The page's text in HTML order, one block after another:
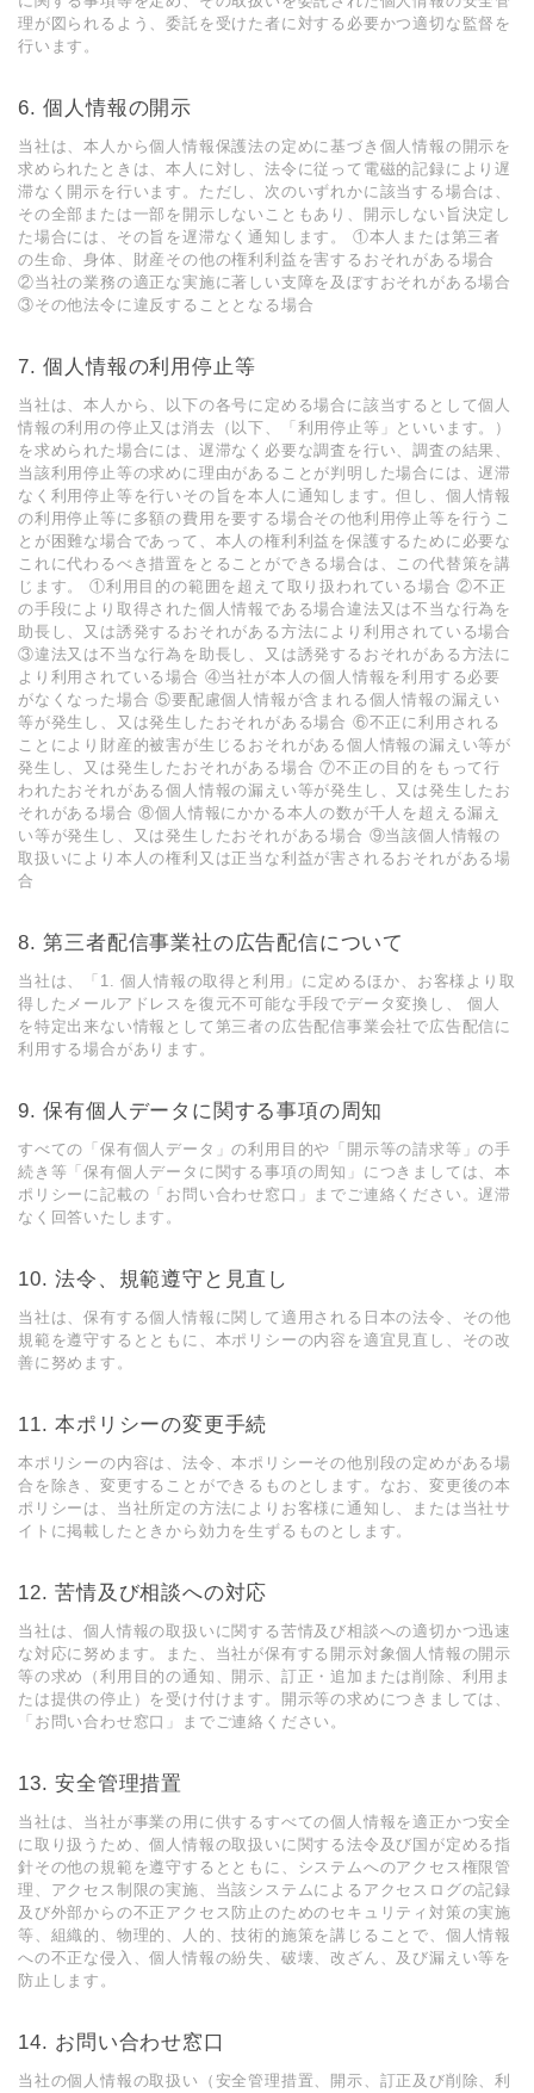
理が図られるよう、委託を受けた者に対する必要かつ適切な監督を
⾏います。
6. 個⼈情報の開⽰
当社は、本⼈から個⼈情報保護法の定めに基づき個⼈情報の開⽰を
求められたときは、本⼈に対し、法令に従って電磁的記録により遅
滞なく開⽰を⾏います。ただし、次のいずれかに該当する場合は、
その全部または⼀部を開⽰しないこともあり、開⽰しない旨決定し
た場合には、その旨を遅滞なく通知します。 ①本⼈または第三者
の⽣命、⾝体、財産その他の権利利益を害するおそれがある場合
②当社の業務の適正な実施に著しい⽀障を及ぼすおそれがある場合
③その他法令に違反することとなる場合
7. 個⼈情報の利⽤停⽌等
当社は、本⼈から、以下の各号に定める場合に該当するとして個⼈
情報の利⽤の停⽌⼜は消去（以下、「利⽤停⽌等」といいます。）
を求められた場合には、遅滞なく必要な調査を⾏い、調査の結果、
当該利⽤停⽌等の求めに理由があることが判明した場合には、遅滞
なく利⽤停⽌等を⾏いその旨を本⼈に通知します。但し、個⼈情報
の利⽤停⽌等に多額の費⽤を要する場合その他利⽤停⽌等を⾏うこ
とが困難な場合であって、本⼈の権利利益を保護するために必要な
これに代わるべき措置をとることができる場合は、この代替策を講
じます。 ①利⽤⽬的の範囲を超えて取り扱われている場合 ②不正
の⼿段により取得された個⼈情報である場合違法⼜は不当な⾏為を
助⻑し、⼜は誘発するおそれがある⽅法により利⽤されている場合
③違法⼜は不当な⾏為を助⻑し、⼜は誘発するおそれがある⽅法に
より利⽤されている場合 ④当社が本⼈の個⼈情報を利⽤する必要
がなくなった場合 ⑤要配慮個⼈情報が含まれる個⼈情報の漏えい
等が発⽣し、⼜は発⽣したおそれがある場合 ⑥不正に利⽤される
ことにより財産的被害が⽣じるおそれがある個⼈情報の漏えい等が
発⽣し、⼜は発⽣したおそれがある場合 ⑦不正の⽬的をもって⾏
われたおそれがある個⼈情報の漏えい等が発⽣し、⼜は発⽣したお
それがある場合 ⑧個⼈情報にかかる本⼈の数が千⼈を超える漏え
い等が発⽣し、⼜は発⽣したおそれがある場合 ⑨当該個⼈情報の
取扱いにより本⼈の権利⼜は正当な利益が害されるおそれがある場
合
8. 第三者配信事業社の広告配信について
当社は、「1. 個⼈情報の取得と利⽤」に定めるほか、お客様より取
得したメールアドレスを復元不可能な⼿段でデータ変換し、 個⼈
を特定出来ない情報として第三者の広告配信事業会社で広告配信に
利⽤する場合があります。
9. 保有個⼈データに関する事項の周知
すべての「保有個⼈データ」の利⽤⽬的や「開⽰等の請求等」の⼿
続き等「保有個⼈データに関する事項の周知」につきましては、本
ポリシーに記載の「お問い合わせ窓⼝」までご連絡ください。遅滞
なく回答いたします。
10. 法令、規範遵守と⾒直し
当社は、保有する個⼈情報に関して適⽤される⽇本の法令、その他
規範を遵守するとともに、本ポリシーの内容を適宜⾒直し、その改
善に努めます。
11. 本ポリシーの変更⼿続
本ポリシーの内容は、法令、本ポリシーその他別段の定めがある場
合を除き、変更することができるものとします。なお、変更後の本
ポリシーは、当社所定の⽅法によりお客様に通知し、または当社サ
イトに掲載したときから効⼒を⽣ずるものとします。
12. 苦情及び相談への対応
当社は、個⼈情報の取扱いに関する苦情及び相談への適切かつ迅速
な対応に努めます。また、当社が保有する開⽰対象個⼈情報の開⽰
等の求め（利⽤⽬的の通知、開⽰、訂正・追加または削除、利⽤ま
たは提供の停⽌）を受け付けます。開⽰等の求めにつきましては、
「お問い合わせ窓⼝」までご連絡ください。
13. 安全管理措置
当社は、当社が事業の⽤に供するすべての個⼈情報を適正かつ安全
に取り扱うため、個⼈情報の取扱いに関する法令及び国が定める指
針その他の規範を遵守するとともに、システムへのアクセス権限管
理、アクセス制限の実施、当該システムによるアクセスログの記録
及び外部からの不正アクセス防⽌のためのセキュリティ対策の実施
等、組織的、物理的、⼈的、技術的施策を講じることで、個⼈情報
への不正な侵⼊、個⼈情報の紛失、破壊、改ざん、及び漏えい等を
防⽌します。
14. お問い合わせ窓⼝
当社の個⼈情報の取扱い（安全管理措置、開⽰、訂正及び削除、利